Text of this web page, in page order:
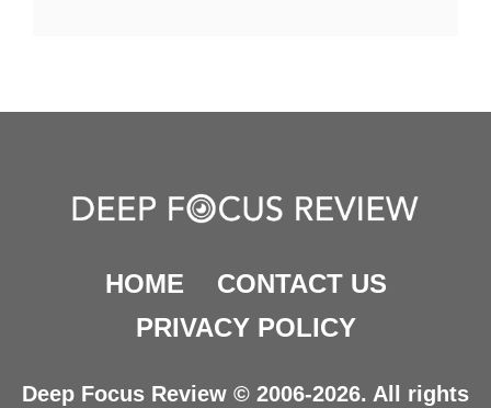
HOME
CONTACT US
PRIVACY POLICY
Deep Focus Review © 2006-2026. All rights